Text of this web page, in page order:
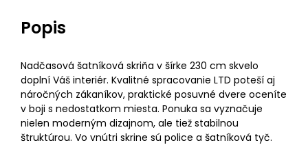
Popis
Nadčasová šatníková skriňa v šírke 230 cm skvelo
doplní Váš interiér. Kvalitné spracovanie LTD poteší aj
náročných zákaníkov, praktické posuvné dvere oceníte
v boji s nedostatkom miesta. Ponuka sa vyznačuje
nielen moderným dizajnom, ale tiež stabilnou
štruktúrou. Vo vnútri skrine sú police a šatníková tyč.